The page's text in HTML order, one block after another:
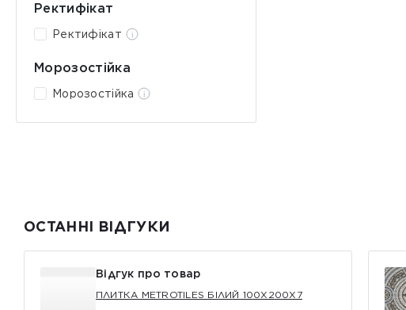
Ректифікат
Ректифікат
Морозостійка
Морозостійка
ОСТАННІ ВІДГУКИ
Відгук про товар
ПЛИТКА METROTILES БІЛИЙ 100X200X7